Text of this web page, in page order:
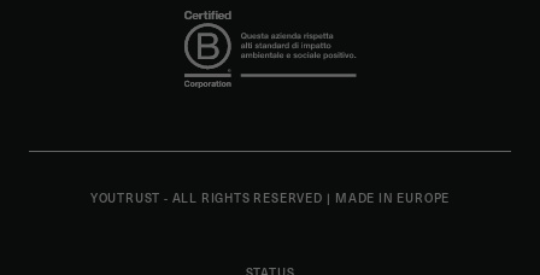
YOUTRUST - ALL RIGHTS RESERVED | MADE IN EUROPE